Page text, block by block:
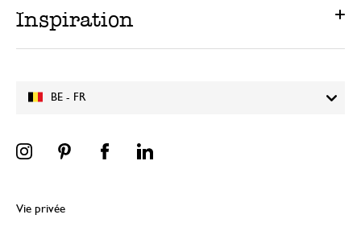
BE - FR
Inspiration
Vie privée